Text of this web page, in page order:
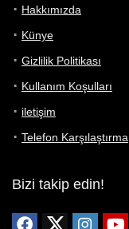
Hakkımızda
Künye
Gizlilik Politikası
Kullanım Koşulları
iletişim
Telefon Karşılaştırma
Bizi takip edin!